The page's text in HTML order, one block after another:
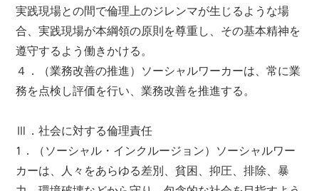
実践現場との間で倫理上のジレンマが生じるような場
合、実践現場が本綱領の原則を尊重し、その基本精神を
遵守するよう働きかける。
４．（業務改善の推進）ソーシャルワーカーは、常に業
務を点検し評価を行い、業務改善を推進する。
Ⅲ．社会に対する倫理責任
1．（ソーシャル・インクルージョン）ソーシャルワー
カーは、人々をあらゆる差別、貧困、抑圧、排除、暴